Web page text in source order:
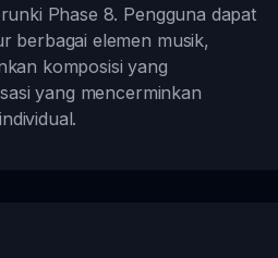
Phase 8. Pengguna dapat
berbagai elemen musik,
komposisi yang
yang mencerminkan